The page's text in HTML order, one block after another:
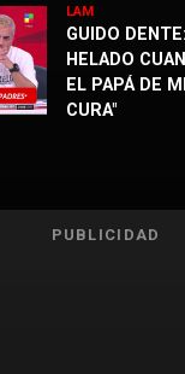
LAM
GUIDO
HELADO
EL PAPÁ DE
CURA"
PUBLICIDAD